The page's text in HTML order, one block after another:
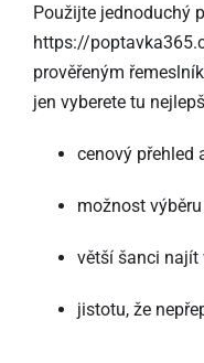
Použijte jednoduchý
https://
prověřeným
jen vyberete tu
cenový přehled
možnost
větší šanci najít
jistotu, že